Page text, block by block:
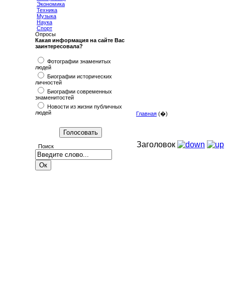
Экономика
Техника
Музыка
Наука
Спорт
Опросы
Какая информация на сайте Вас
заинтересовала?
Фотографии знаменитых
людей
Биографии исторических
личностей
Биографии современных
знаменитостей
Новости из жизни публичных
людей
Поиск
Главная (�)
Заголовок